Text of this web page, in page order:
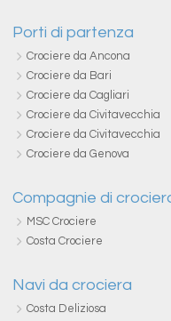
Porti di partenza
Crociere da Ancona
Crociere da Bari
Crociere da Cagliari
Crociere da Civitavecchia
Crociere da Civitavecchia
Crociere da Genova
Compagnie di
MSC Crociere
Costa Crociere
Navi da crociera
Costa Deliziosa